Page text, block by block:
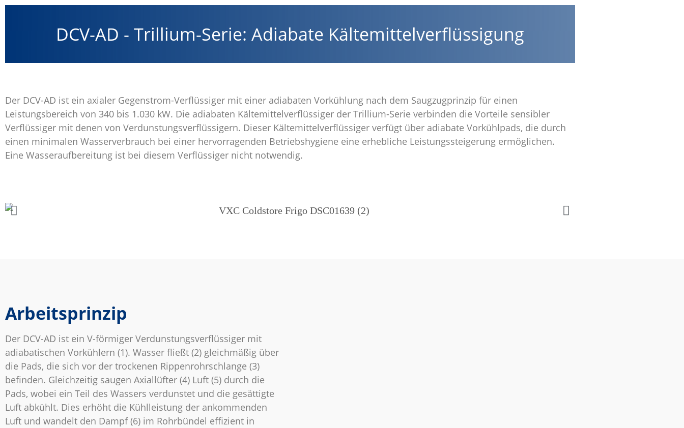
DCV-AD - Trillium-Serie: Adiabate Kältemittelverflüssigung
Der DCV-AD ist ein axialer Gegenstrom-Verflüssiger mit einer adiabaten Vorkühlung nach dem Saugzugprinzip für einen
Leistungsbereich von 340 bis 1.030 kW. Die adiabaten Kältemittelverflüssiger der Trillium-Serie verbinden die Vorteile sensibler
Verflüssiger mit denen von Verdunstungsverflüssigern. Dieser Kältemittelverflüssiger verfügt über adiabate Vorkühlpads, die durch
einen minimalen Wasserverbrauch bei einer hervorragenden Betriebshygiene eine erhebliche Leistungssteigerung ermöglichen.
Eine Wasseraufbereitung ist bei diesem Verflüssiger nicht notwendig.
Arbeitsprinzip
Der DCV-AD ist ein V-förmiger Verdunstungsverflüssiger mit
adiabatischen Vorkühlern (1). Wasser fließt (2) gleichmäßig über
die Pads, die sich vor der trockenen Rippenrohrschlange (3)
befinden. Gleichzeitig saugen Axiallüfter (4) Luft (5) durch die
Pads, wobei ein Teil des Wassers verdunstet und die gesättigte
Luft abkühlt. Dies erhöht die Kühlleistung der ankommenden
Luft und wandelt den Dampf (6) im Rohrbündel effizient in